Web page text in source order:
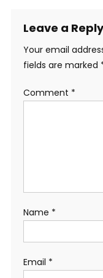
Leave a Reply
Your email
fields are marked
Comment *
Name *
Email *